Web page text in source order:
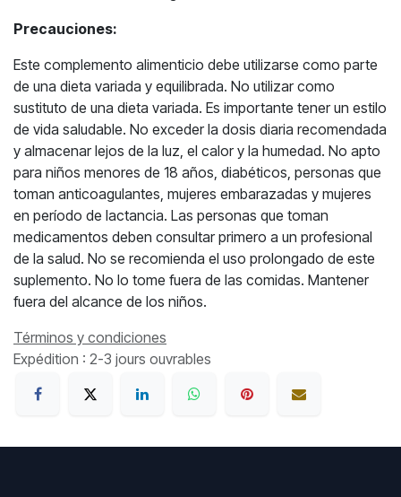
Precauciones:
Este complemento alimenticio debe utilizarse como parte
de una dieta variada y equilibrada. No utilizar como
sustituto de una dieta variada. Es importante tener un estilo
de vida saludable. No exceder la dosis diaria recomendada
y almacenar lejos de la luz, el calor y la humedad. No apto
para niños menores de 18 años, diabéticos, personas que
toman anticoagulantes, mujeres embarazadas y mujeres
en período de lactancia. Las personas que toman
medicamentos deben consultar primero a un profesional
de la salud. No se recomienda el uso prolongado de este
suplemento. No lo tome fuera de las comidas. Mantener
fuera del alcance de los niños.
Términos y condiciones
Expédition : 2-3 jours ouvrables